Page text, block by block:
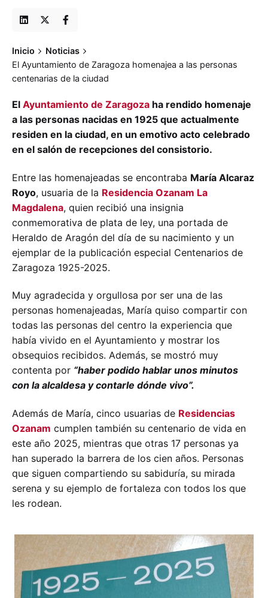
Inicio
Noticias
El Ayuntamiento de Zaragoza homenajea a las personas
centenarias de la ciudad
El Ayuntamiento de Zaragoza ha rendido homenaje
a las personas nacidas en 1925 que actualmente
residen en la ciudad, en un emotivo acto celebrado
en el salón de recepciones del consistorio.
Entre las homenajeadas se encontraba María Alcaraz
Royo, usuaria de la Residencia Ozanam La
Magdalena, quien recibió una insignia
conmemorativa de plata de ley, una portada de
Heraldo de Aragón del día de su nacimiento y un
ejemplar de la publicación especial Centenarios de
Zaragoza 1925-2025.
Muy agradecida y orgullosa por ser una de las
personas homenajeadas, María quiso compartir con
todas las personas del centro la experiencia que
había vivido en el Ayuntamiento y mostrar los
obsequios recibidos. Además, se mostró muy
contenta por “haber podido hablar unos minutos
con la alcaldesa y contarle dónde vivo”.
Además de María, cinco usuarias de Residencias
Ozanam cumplen también su centenario de vida en
este año 2025, mientras que otras 17 personas ya
han superado la barrera de los cien años. Personas
que siguen compartiendo su sabiduría, su mirada
serena y su ejemplo de fortaleza con todos los que
les rodean.